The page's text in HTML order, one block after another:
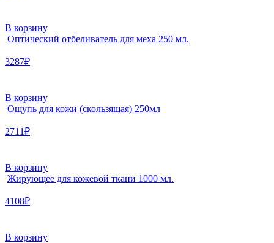
В корзину
Оптический отбеливатель для меха 250 мл.
3287₽
В корзину
Ощупь для кожи (скользящая) 250мл
2711₽
В корзину
Жирующее для кожевой ткани 1000 мл.
4108₽
В корзину